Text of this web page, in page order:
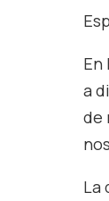
En
a
de
La